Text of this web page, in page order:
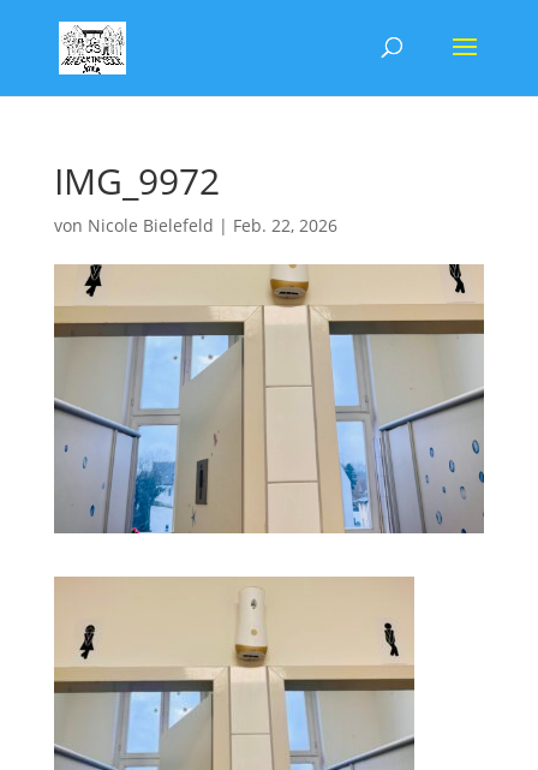
IMG_9972
von Nicole Bielefeld | Feb. 22, 2026